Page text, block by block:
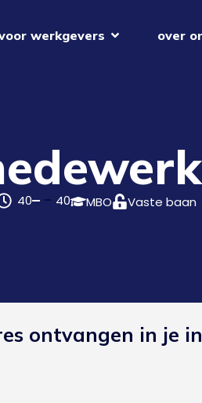
werkgevers over
40 40 MBO Vaste baan
ontvangen in je